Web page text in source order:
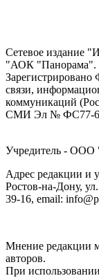
Сетевое издание
"АОК "Панорама".
Зарегистрировано
связи,
коммуникаций
СМИ Эл № ФС77-
Учредитель -
Адрес редакции и
Ростов-на-Дону,
39-16, email:
Мнение редакции
авторов.
При